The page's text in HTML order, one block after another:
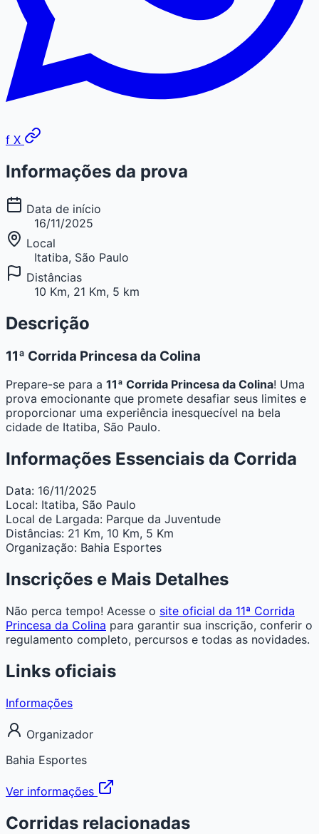
f X
Informações da prova
Data de início
16/11/2025
Local
Itatiba, São Paulo
Distâncias
10 Km, 21 Km, 5 km
Descrição
11ª Corrida Princesa da Colina
Prepare-se para a 11ª Corrida Princesa da Colina! Uma
prova emocionante que promete desafiar seus limites e
proporcionar uma experiência inesquecível na bela
cidade de Itatiba, São Paulo.
Informações Essenciais da Corrida
Data: 16/11/2025
Local: Itatiba, São Paulo
Local de Largada: Parque da Juventude
Distâncias: 21 Km, 10 Km, 5 Km
Organização: Bahia Esportes
Inscrições e Mais Detalhes
Não perca tempo! Acesse o site oficial da 11ª Corrida
Princesa da Colina para garantir sua inscrição, conferir o
regulamento completo, percursos e todas as novidades.
Links oficiais
Informações
Organizador
Bahia Esportes
Ver informações
Corridas relacionadas